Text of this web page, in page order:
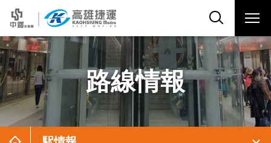
路線情報